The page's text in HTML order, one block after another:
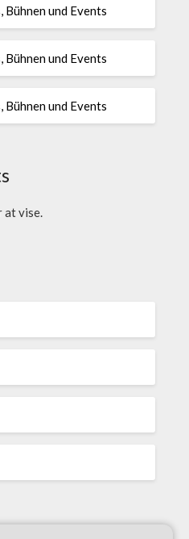
und Events
und Events
und Events
at vise.